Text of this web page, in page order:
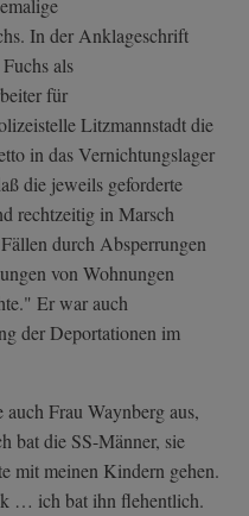
In der Anklageschrift
als
für
Litzmannstadt die
in das Vernichtungslager
die jeweils geforderte
rechtzeitig in Marsch
durch Absperrungen
von Wohnungen
Er war auch
der Deportationen im
Frau Waynberg aus,
bat die SS-Männer, sie
mit meinen Kindern gehen.
… ich bat ihn flehentlich.